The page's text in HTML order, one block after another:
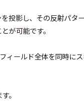
投影し、その反射パタ
が可能です。
ールド全体を同時にス
。